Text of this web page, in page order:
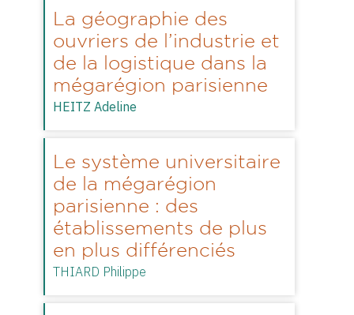
La géographie des
ouvriers de l’industrie et
de la logistique dans la
mégarégion parisienne
HEITZ Adeline
Le système universitaire
de la mégarégion
parisienne : des
établissements de plus
en plus différenciés
THIARD Philippe